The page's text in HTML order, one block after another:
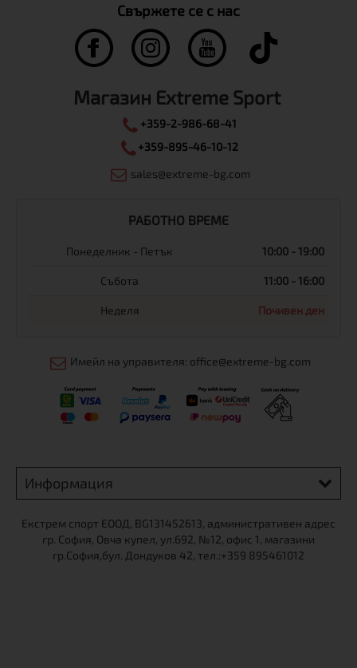
Свържете се с нас
Магазин Extreme Sport
+359-2-986-68-41
+359-895-46-10-12
sales@extreme-bg.com
РАБОТНО ВРЕМЕ
Понеделник - Петък 10:00 - 19:00
Събота 11:00 - 16:00
Неделя Почивен ден
Имейл на управителя: office@extreme-bg.com
Информация
Екстрем спорт ЕООД, BG131452613, административен адрес
гр. София, Овча купел, ул.692, №12, офис 1, магазини
гр.София,бул. Дондуков 42, тел.:+359 895461012